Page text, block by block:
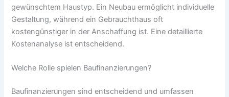
gewünschtem Haustyp. Ein Neubau ermöglicht individuelle
Gestaltung, während ein Gebrauchthaus oft
kostengünstiger in der Anschaffung ist. Eine detaillierte
Kostenanalyse ist entscheidend.
Welche Rolle spielen Baufinanzierungen?
Baufinanzierungen sind entscheidend und umfassen